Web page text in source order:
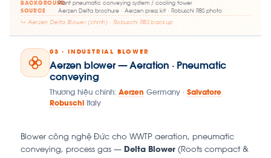
BACKGROUNDPlant pneumatic conveying system / cooling tower
SOURCE
Aerzen Delta brochure · Aerzen press kit · Robuschi RBS photo
↳ Aerzen Delta Blower (chính) · Robuschi RBS backup
03 · INDUSTRIAL BLOWER
Aerzen blower — Aeration · Pneumatic
conveying
Thương hiệu chính: Aerzen Germany · Salvatore
Robuschi
Italy
Blower công nghệ Đức cho WWTP aeration, pneumatic
conveying, process gas — Delta Blower (Roots compact &